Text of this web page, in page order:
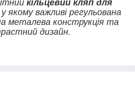
кільцевий кляп для
якому важливі регульована
металева конструкція та
дизайн.